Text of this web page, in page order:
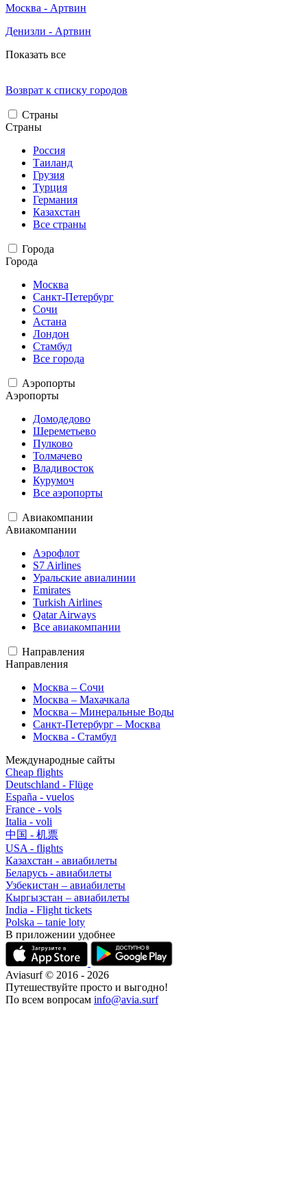
Москва - Артвин
Денизли - Артвин
Показать все
Возврат к списку городов
Страны
Страны
Россия
Таиланд
Грузия
Турция
Германия
Казахстан
Все страны
Города
Города
Москва
Санкт-Петербург
Сочи
Астана
Лондон
Стамбул
Все города
Аэропорты
Аэропорты
Домодедово
Шереметьево
Пулково
Толмачево
Владивосток
Курумоч
Все аэропорты
Авиакомпании
Авиакомпании
Аэрофлот
S7 Airlines
Уральские авиалинии
Emirates
Turkish Airlines
Qatar Airways
Все авиакомпании
Направления
Направления
Москва – Сочи
Москва – Махачкала
Москва – Минеральные Воды
Санкт-Петербург – Москва
Москва - Стамбул
Международные сайты
Cheap flights
Deutschland - Flüge
España - vuelos
France - vols
Italia - voli
中国 - 机票
USA - flights
Казахстан - авиабилеты
Беларусь - авиабилеты
Узбекистан – авиабилеты
Кыргызстан – авиабилеты
India - Flight tickets
Polska – tanie loty
В приложении удобнее
Aviasurf © 2016 - 2026
Путешествуйте просто и выгодно!
По всем вопросам info@avia.surf